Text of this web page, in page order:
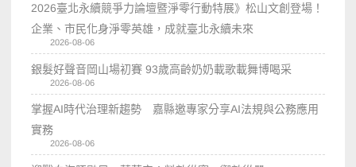
2026臺北永續競爭力論壇暨淨零行動特展》松山文創登場！
企業、市民化身淨零英雄，成就臺北永續未來
2026-08-06
銀髮好聲音岡山場初賽 93歲高齡奶奶載歌載舞博喝采
2026-08-06
掌握AI時代治理新趨勢 嘉縣邀專家分享AI法規與公務應用
實務
2026-08-06